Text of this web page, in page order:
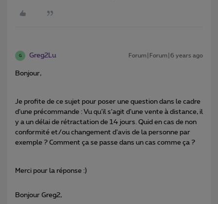
G Greg2Lu Forum|Forum|6 years ago
Bonjour,
Je profite de ce sujet pour poser une question dans le cadre
d’une précommande : Vu qu’il s’agit d’une vente à distance, il
y a un délai de rétractation de 14 jours. Quid en cas de non
conformité et/ou changement d’avis de la personne par
exemple ? Comment ça se passe dans un cas comme ça ?
Merci pour la réponse :)
Bonjour Greg2,